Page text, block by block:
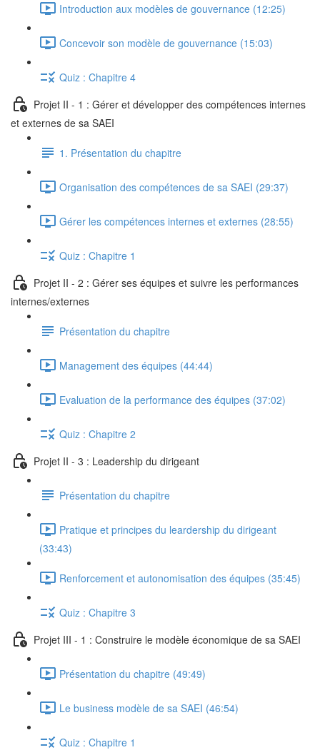
Introduction aux modèles de gouvernance (12:25)
Concevoir son modèle de gouvernance (15:03)
Quiz : Chapitre 4
Projet II - 1 : Gérer et développer des compétences internes
et externes de sa SAEI
1. Présentation du chapitre
Organisation des compétences de sa SAEI (29:37)
Gérer les compétences internes et externes (28:55)
Quiz : Chapitre 1
Projet II - 2 : Gérer ses équipes et suivre les performances
internes/externes
Présentation du chapitre
Management des équipes (44:44)
Evaluation de la performance des équipes (37:02)
Quiz : Chapitre 2
Projet II - 3 : Leadership du dirigeant
Présentation du chapitre
Pratique et principes du leardership du dirigeant
(33:43)
Renforcement et autonomisation des équipes (35:45)
Quiz : Chapitre 3
Projet III - 1 : Construire le modèle économique de sa SAEI
Présentation du chapitre (49:49)
Le business modèle de sa SAEI (46:54)
Quiz : Chapitre 1